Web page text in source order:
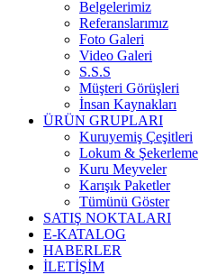
Belgelerimiz
Referanslarımız
Foto Galeri
Video Galeri
S.S.S
Müşteri Görüşleri
İnsan Kaynakları
ÜRÜN GRUPLARI
Kuruyemiş Çeşitleri
Lokum & Şekerleme
Kuru Meyveler
Karışık Paketler
Tümünü Göster
SATIŞ NOKTALARI
E-KATALOG
HABERLER
İLETİŞİM